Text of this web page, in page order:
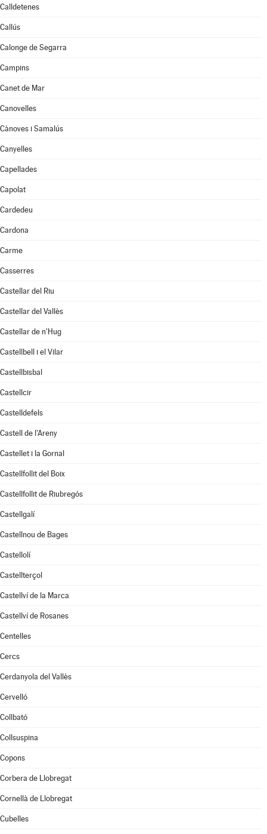
Calldetenes
Callús
Calonge de Segarra
Campins
Canet de Mar
Canovelles
Cànoves i Samalús
Canyelles
Capellades
Capolat
Cardedeu
Cardona
Carme
Casserres
Castellar del Riu
Castellar del Vallès
Castellar de n'Hug
Castellbell i el Vilar
Castellbisbal
Castellcir
Castelldefels
Castell de l'Areny
Castellet i la Gornal
Castellfollit del Boix
Castellfollit de Riubregós
Castellgalí
Castellnou de Bages
Castellolí
Castellterçol
Castellví de la Marca
Castellví de Rosanes
Centelles
Cercs
Cerdanyola del Vallès
Cervelló
Collbató
Collsuspina
Copons
Corbera de Llobregat
Cornellà de Llobregat
Cubelles